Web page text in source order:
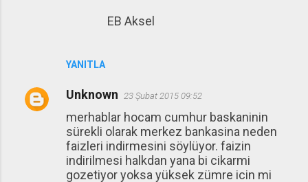
YANITLA
EB Aksel
Unknown 23 Şubat 2015 09:52
merhablar hocam cumhur baskaninin
sürekli olarak merkez bankasina neden
faizleri indirmesini söylüyor. faizin
indirilmesi halkdan yana bi cikarmi
gozetiyor yoksa yüksek zümre icin mi